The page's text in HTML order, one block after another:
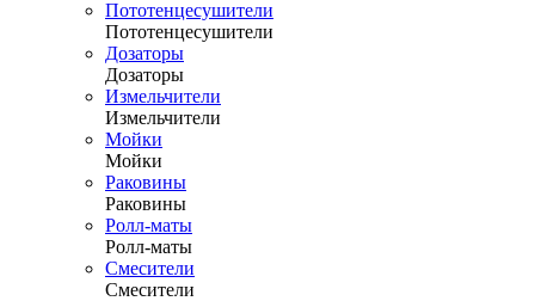
Пототенцесушители
Пототенцесушители
Дозаторы
Дозаторы
Измельчители
Измельчители
Мойки
Мойки
Раковины
Раковины
Ролл-маты
Ролл-маты
Смесители
Смесители